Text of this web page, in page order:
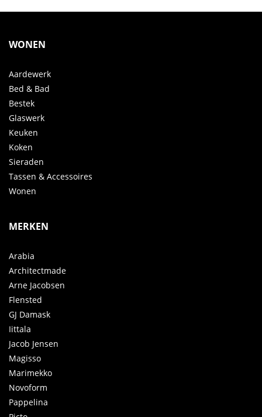
WONEN
Aardewerk
Bed & Bad
Bestek
Glaswerk
Keuken
Koken
Sieraden
Tassen & Accessoires
Wonen
MERKEN
Arabia
Architectmade
Arne Jacobsen
Flensted
GJ Damask
Iittala
Jacob Jensen
Magisso
Marimekko
Novoform
Pappelina